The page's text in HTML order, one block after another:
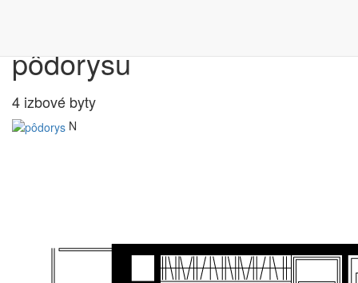
pôdorysu
4 izbové byty
N